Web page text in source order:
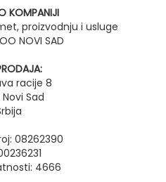
KOMPANIJI
proizvodnju i usluge
NOVI SAD
racije 8
Novi Sad
08262390
4666